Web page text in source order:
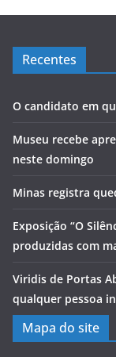
Recentes
O candidato em
Museu recebe
neste domingo
Minas registra
Exposição “O
produzidas com
Viridis de Portas
qualquer pessoa
Mapa do site